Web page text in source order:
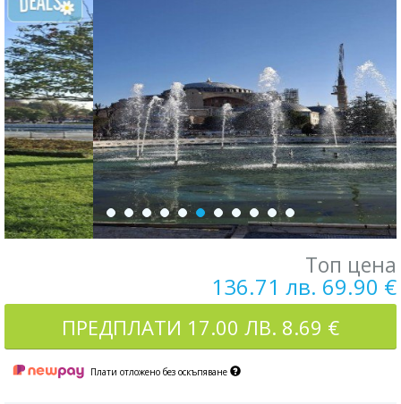
Топ цена
136.71 лв. 69.90 €
ПРЕДПЛАТИ 17.00 ЛВ. 8.69 €
Плати отложено без оскъпяване